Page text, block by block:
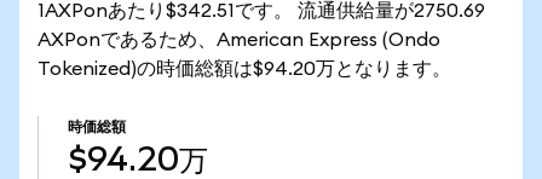
1AXPonあたり$342.51です。 流通供給量が2750.69
AXPonであるため、American Express (Ondo
Tokenized)の時価総額は$94.20万となります。
時価総額
$94.20万